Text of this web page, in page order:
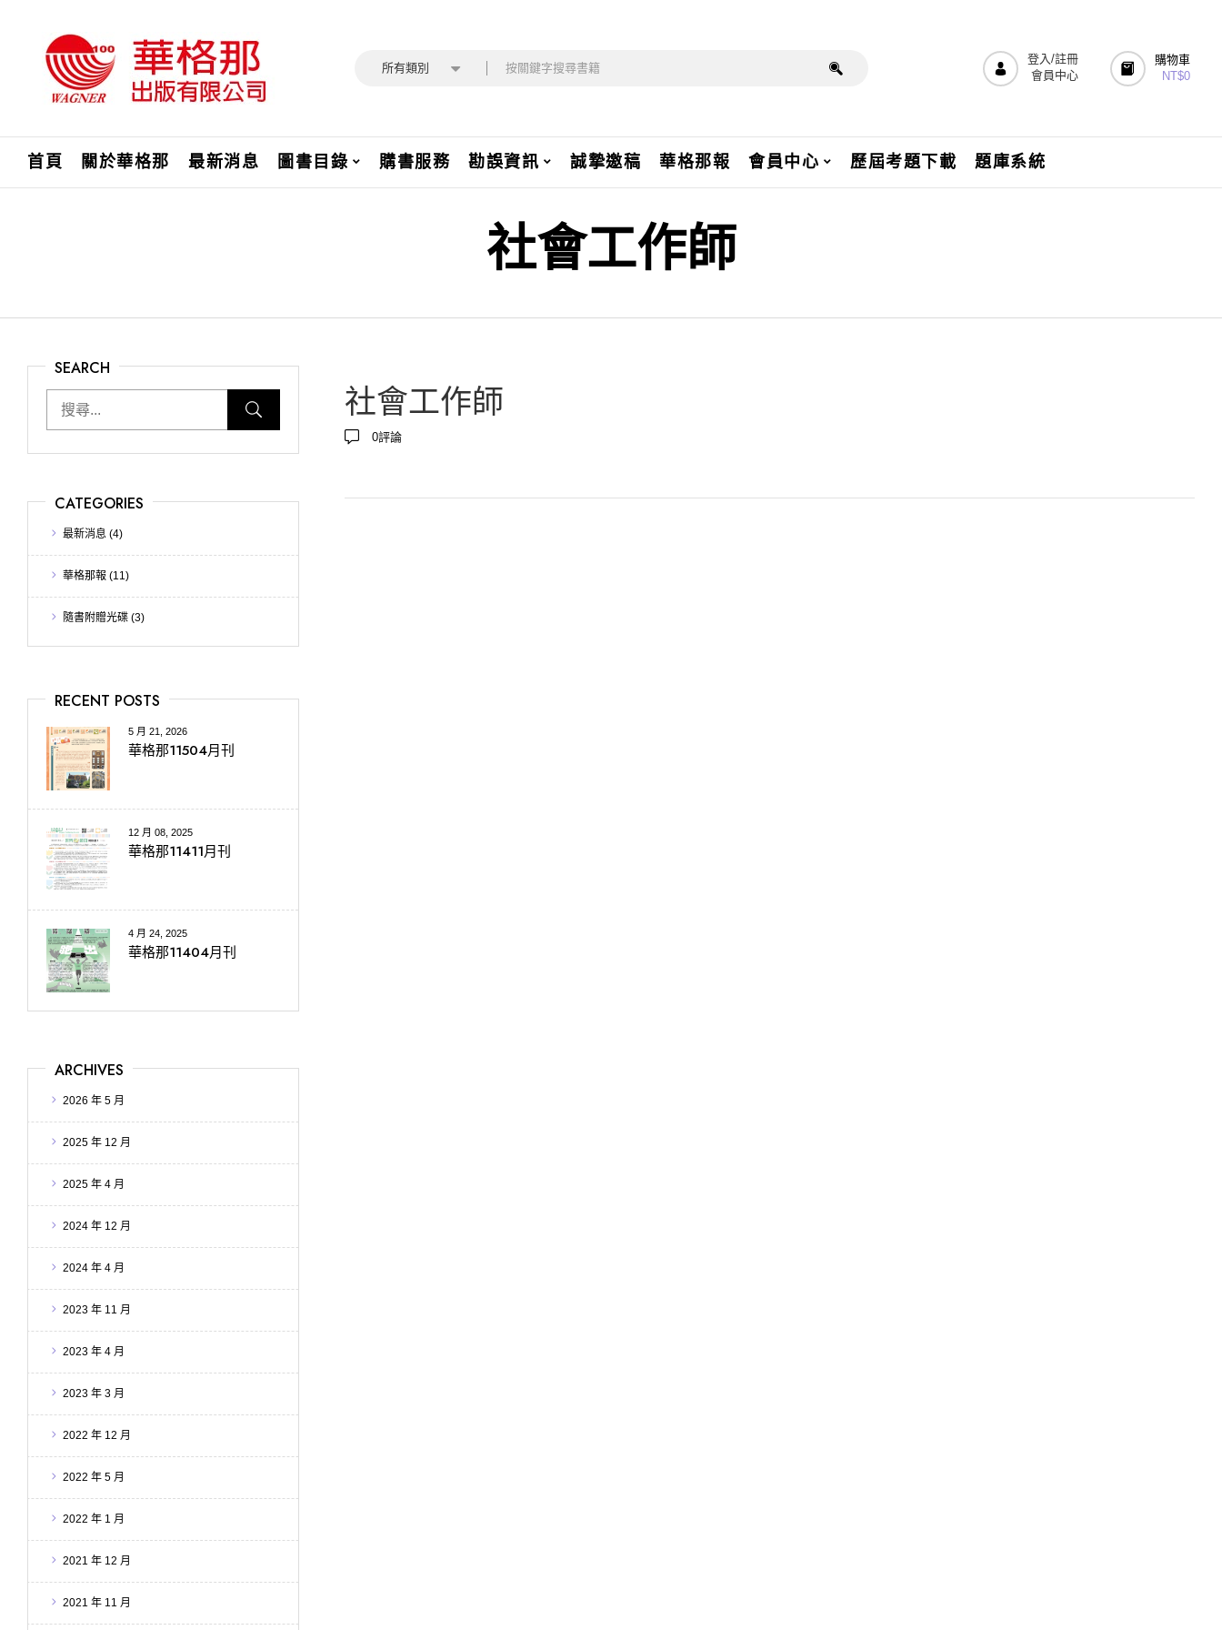
所有類別
登入/註冊
會員中心
購物車
NT$0
首頁 關於華格那 最新消息 圖書目錄 購書服務 勘誤資訊 誠摯邀稿 華格那報 會員中心 歷屆考題下載 題庫系統
社會工作師
SEARCH
CATEGORIES
最新消息 (4)
華格那報 (11)
隨書附贈光碟 (3)
RECENT POSTS
5 月 21, 2026
華格那11504月刊
12 月 08, 2025
華格那11411月刊
4 月 24, 2025
華格那11404月刊
ARCHIVES
2026 年 5 月
2025 年 12 月
2025 年 4 月
2024 年 12 月
2024 年 4 月
2023 年 11 月
2023 年 4 月
2023 年 3 月
2022 年 12 月
2022 年 5 月
2022 年 1 月
2021 年 12 月
2021 年 11 月
社會工作師
0評論